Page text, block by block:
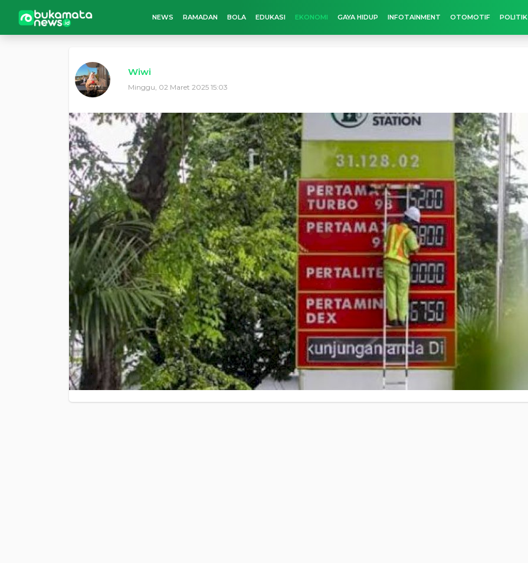
NEWS RAMADAN BOLA EDUKASI EKONOMI GAYA HIDUP INFOTAINMENT OTOMOTIF POLITIK
Wiwi
Minggu, 02 Maret 2025 15:03